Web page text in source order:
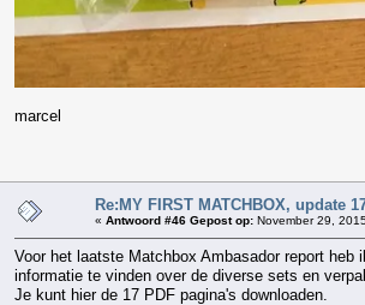
marcel
Re:MY FIRST MATCHBOX, update
« Antwoord #46 Gepost op: November 29,
Voor het laatste Matchbox Ambasador report
informatie te vinden over de diverse sets en
Je kunt hier de 17 PDF pagina's downloaden.